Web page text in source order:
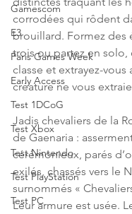
Gamescom
E3
Paris Games Week
Early Access
Test 1DCoG
Test Xbox
Test Nintendo
Test PlayStation
Test PC
corrodées qui rôdent
brouillard. Formez des
trois ou partez en solo,
classe et extrayez-vous
créature ne vous
Jadis chevaliers de la
de Gaenaria :
cérémonieux, parés
exilés, chassés vers le
surnommés «
Leur armure est usée.